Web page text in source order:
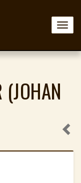
Toggle
(JOHAN